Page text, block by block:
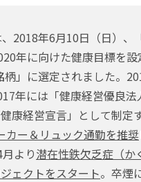
2018年6月10日（日）
年に向けた健康目標を
」に選定されました。
年には「健康経営優良
康経営宣言」として制
カー＆リュック通勤を推奨
より潜在性鉄欠乏症（か
ェクトをスタート。卒煙